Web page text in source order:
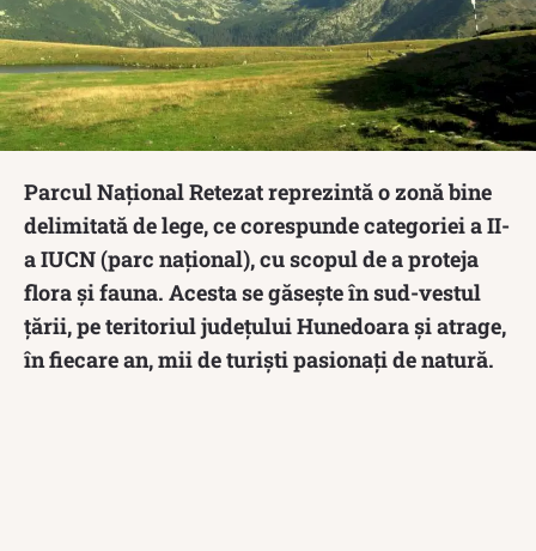
Parcul Național Retezat reprezintă o zonă bine
delimitată de lege, ce corespunde categoriei a II-
a IUCN (parc național), cu scopul de a proteja
flora și fauna. Acesta se găsește în sud-vestul
țării, pe teritoriul județului Hunedoara și atrage,
în fiecare an, mii de turiști pasionați de natură.